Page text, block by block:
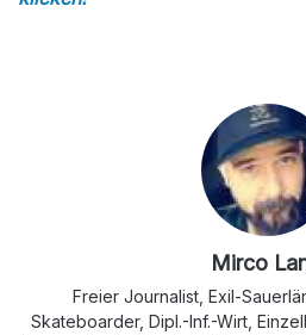
Mirco
Freier Journalist, Exil-
Skateboarder, Dipl.-Inf.-Wirt,